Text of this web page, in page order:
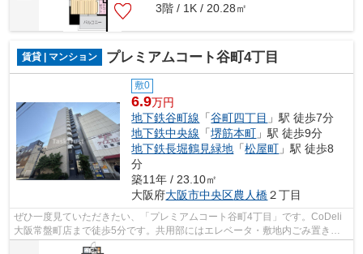
3階 / 1K / 20.28㎡
賃貸 | マンション プレミアムコート谷町4丁目
敷0
6.9万円
地下鉄谷町線 「谷町四丁目 」駅 徒歩7分
地下鉄中央線 「堺筋本町 」駅 徒歩9分
地下鉄長堀鶴見緑地 「松屋町 」駅 徒歩8
分
築11年 / 23.10㎡
大阪府大阪市中央区農人橋２丁目
ぜひ一度見ていただきたい、「プレミアムコート谷町4丁目」です。CoDeli
大阪常盤町店まで徒歩5分です。共用部にはエレベータ・敷地内ごみ置き場
などが揃っており、とても充実していま...